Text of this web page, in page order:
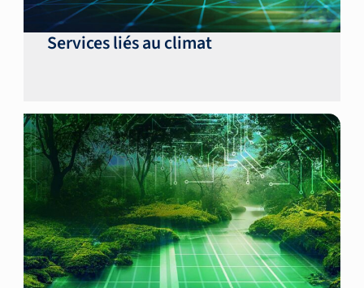
Services liés au climat